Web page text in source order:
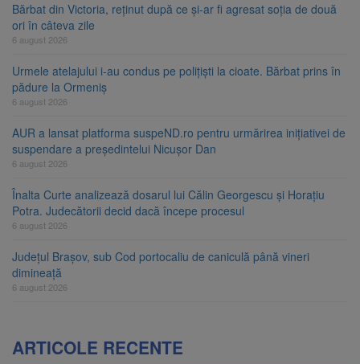
Bărbat din Victoria, reținut după ce și-ar fi agresat soția de două
ori în câteva zile
6 august 2026
Urmele atelajului i-au condus pe polițiști la cioate. Bărbat prins în
pădure la Ormeniș
6 august 2026
AUR a lansat platforma suspeND.ro pentru urmărirea inițiativei de
suspendare a președintelui Nicușor Dan
6 august 2026
Înalta Curte analizează dosarul lui Călin Georgescu și Horațiu
Potra. Judecătorii decid dacă începe procesul
6 august 2026
Județul Brașov, sub Cod portocaliu de caniculă până vineri
dimineață
6 august 2026
ARTICOLE RECENTE